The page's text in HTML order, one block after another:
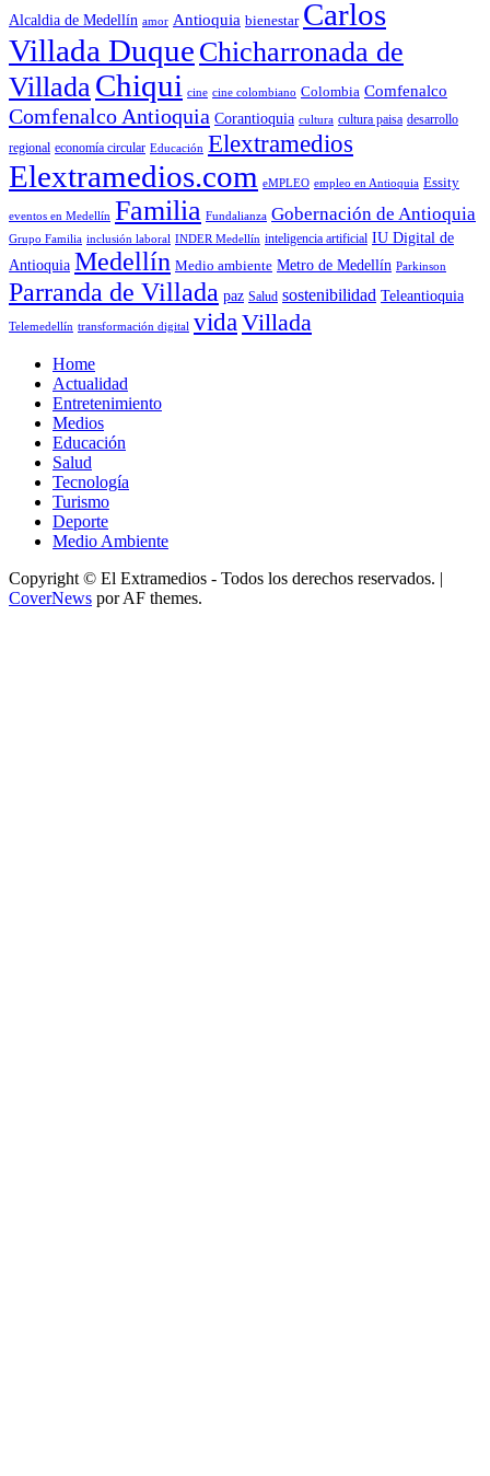
Alcaldia de Medellín amor Antioquia bienestar Carlos
Villada Duque Chicharronada de
Villada Chiqui cine cine colombiano Colombia Comfenalco
Comfenalco Antioquia Corantioquia cultura cultura paisa desarrollo
regional economía circular Educación Elextramedios
Elextramedios.com eMPLEO empleo en Antioquia Essity
eventos en Medellín Familia Fundalianza Gobernación de Antioquia
Grupo Familia inclusión laboral INDER Medellín inteligencia artificial IU Digital de
Antioquia Medellín Medio ambiente Metro de Medellín Parkinson
Parranda de Villada paz Salud sostenibilidad Teleantioquia
Telemedellín transformación digital vida Villada
Home
Actualidad
Entretenimiento
Medios
Educación
Salud
Tecnología
Turismo
Deporte
Medio Ambiente
Copyright © El Extramedios - Todos los derechos reservados. |
CoverNews por AF themes.